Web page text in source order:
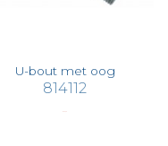
U-bout met oog
814112